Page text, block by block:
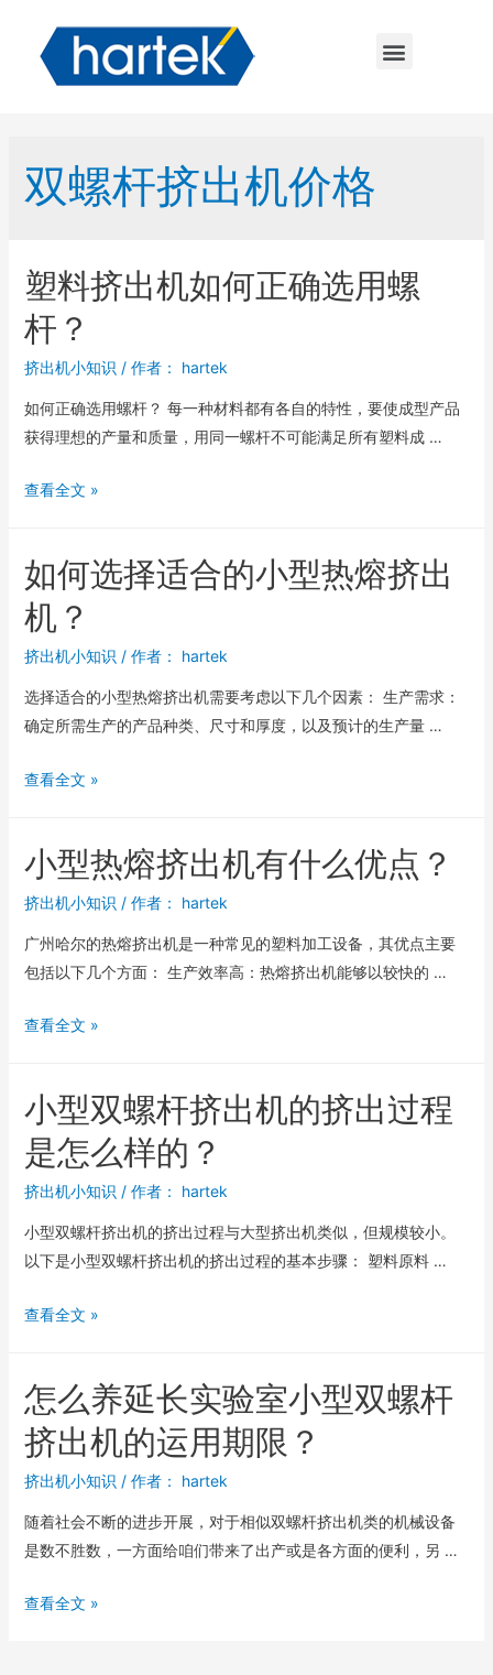
双螺杆挤出机价格
塑料挤出机如何正确选用螺
杆？
挤出机小知识 / 作者： hartek
如何正确选用螺杆？ 每一种材料都有各自的特性，要使成型产品
获得理想的产量和质量，用同一螺杆不可能满足所有塑料成 …
查看全文 »
如何选择适合的小型热熔挤出
机？
挤出机小知识 / 作者： hartek
选择适合的小型热熔挤出机需要考虑以下几个因素： 生产需求：
确定所需生产的产品种类、尺寸和厚度，以及预计的生产量 …
查看全文 »
小型热熔挤出机有什么优点？
挤出机小知识 / 作者： hartek
广州哈尔的热熔挤出机是一种常见的塑料加工设备，其优点主要
包括以下几个方面： 生产效率高：热熔挤出机能够以较快的 …
查看全文 »
小型双螺杆挤出机的挤出过程
是怎么样的？
挤出机小知识 / 作者： hartek
小型双螺杆挤出机的挤出过程与大型挤出机类似，但规模较小。
以下是小型双螺杆挤出机的挤出过程的基本步骤： 塑料原料 …
查看全文 »
怎么养延长实验室小型双螺杆
挤出机的运用期限？
挤出机小知识 / 作者： hartek
随着社会不断的进步开展，对于相似双螺杆挤出机类的机械设备
是数不胜数，一方面给咱们带来了出产或是各方面的便利，另 …
查看全文 »